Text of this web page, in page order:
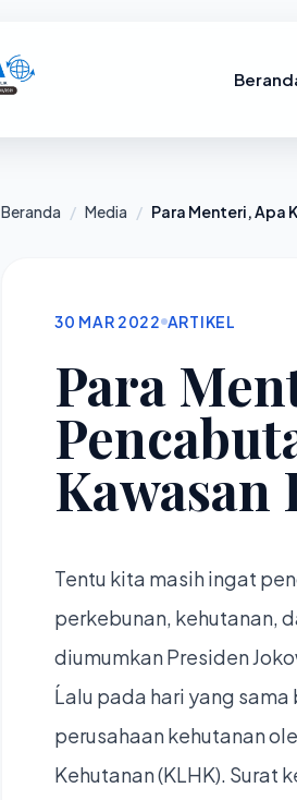
Beranda / Media /
30 MAR 2022 ARTIKEL
Para
Kawasan
Tentu kita masih ingat
perkebunan, kehutanan,
diumumkan Presiden
Ĺalu pada hari yang
perusahaan kehutanan
Kehutanan (KLHK). Surat